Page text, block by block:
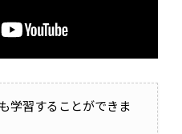
学習することができま